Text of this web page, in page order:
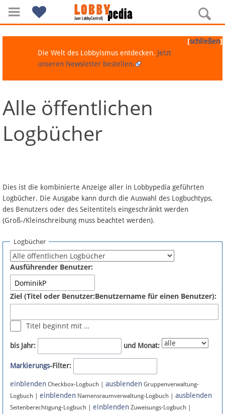
Navigation
Über Lobbypedia
Artikel nach Kategorien
FAQ
Fördermitglied werden
Fehler melden
Newsletter
Bluesky
Facebook
Instagram
[schließen]
Die Welt des Lobbyismus entdecken. Jetzt
unseren Newsletter bestellen.
Alle öffentlichen
Logbücher
Dies ist die kombinierte Anzeige aller in Lobbypedia geführten
Logbücher. Die Ausgabe kann durch die Auswahl des Logbuchtyps,
des Benutzers oder des Seitentitels eingeschränkt werden
(Groß-/Kleinschreibung muss beachtet werden).
Logbücher
Ausführender Benutzer:
Ziel (Titel oder Benutzer:Benutzername für einen Benutzer):
Titel beginnt mit …
bis Jahr: und Monat:
Markierungs-Filter:
einblenden Checkbox-Logbuch | ausblenden Gruppenverwaltung-
Logbuch | einblenden Namensraumverwaltung-Logbuch | ausblenden
Seitenberechtigung-Logbuch | einblenden Zuweisungs-Logbuch |